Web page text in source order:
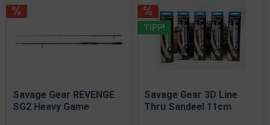
Savage Gear REVENGE
SG2 Heavy Game
TIPP!
Savage Gear 3D Line
Thru Sandeel 11cm